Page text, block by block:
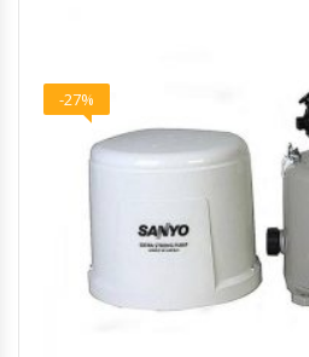
-27%